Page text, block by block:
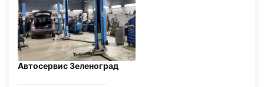
Автосервис Зеленоград